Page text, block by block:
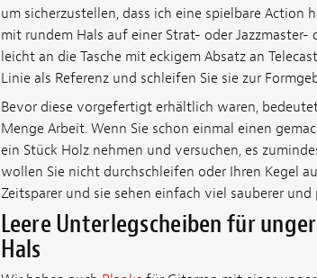
um sicherzustellen, dass ich eine spielbare Action
mit rundem Hals auf einer Strat- oder Jazzmaster-
leicht an die Tasche mit eckigem Absatz an
Linie als Referenz und schleifen Sie sie zur
Bevor diese vorgefertigt erhältlich waren,
Menge Arbeit. Wenn Sie schon einmal einen
ein Stück Holz nehmen und versuchen, es
wollen Sie nicht durchschleifen oder Ihren Kegel
Zeitsparer und sie sehen einfach viel sauberer
Leere Unterlegscheiben für
Hals